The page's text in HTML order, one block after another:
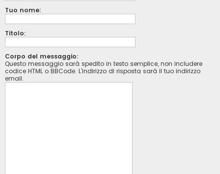
Tuo nome:
Titolo:
Corpo del messaggio:
Questo messaggio sarà spedito in testo semplice, non includere
codice HTML o BBCode. L’indirizzo di risposta sarà il tuo indirizzo
email.